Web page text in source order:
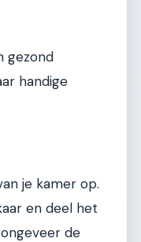
gezond
handige
je kamer op.
en deel het
de